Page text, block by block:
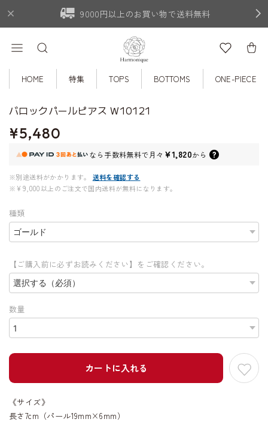
9000円以上のお買い物で送料無料
HOME 特集 TOPS BOTTOMS ONE-PIECE
バロックパールピアス W10121
¥5,480
なら 手数料無料で月々 ¥1,820から
※別途送料がかかります。
送料を確認する
※¥9,000以上のご注文で国内送料が無料になります。
種類
【ご購入前に必ずお読みください】をご確認ください。
数量
カートに入れる
《サイズ》
長さ7cm（パール19mm×6mm）